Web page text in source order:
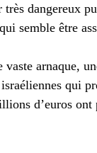
très dangereux
semble être
vaste arnaque,
qui
d’euros